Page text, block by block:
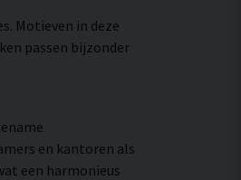
Motieven in deze
passen bijzonder
en kantoren als
een harmonieus